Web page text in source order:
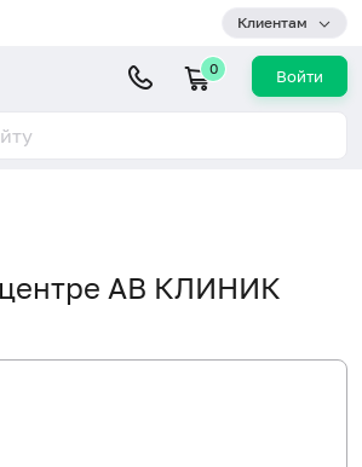
Клиентам
0 Войти
АВ КЛИНИК